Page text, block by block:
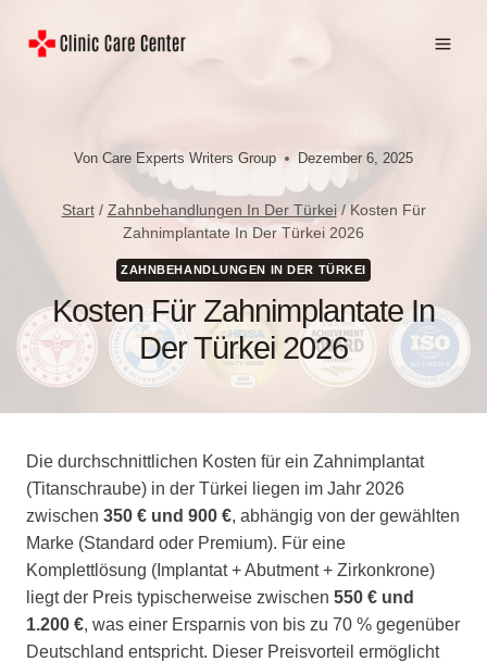
Inhalt
Von Care Experts Writers Group Dezember 6, 2025
Start / Zahnbehandlungen In Der Türkei / Kosten Für
Zahnimplantate In Der Türkei 2026
ZAHNBEHANDLUNGEN IN DER TÜRKEI
Kosten Für Zahnimplantate In
Der Türkei 2026
Die durchschnittlichen Kosten für ein Zahnimplantat
(Titanschraube) in der Türkei liegen im Jahr 2026
zwischen 350 € und 900 €, abhängig von der gewählten
Marke (Standard oder Premium). Für eine
Komplettlösung (Implantat + Abutment + Zirkonkrone)
liegt der Preis typischerweise zwischen 550 € und
1.200 €, was einer Ersparnis von bis zu 70 % gegenüber
Deutschland entspricht. Dieser Preisvorteil ermöglicht